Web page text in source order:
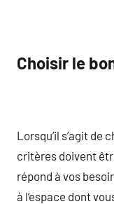
Choisir le
Lorsqu’il s’agit de
critères doivent
répond à vos
à l’espace dont